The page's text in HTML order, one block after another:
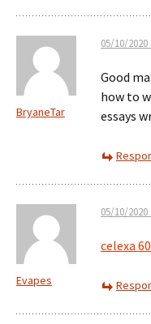
BryaneTar
05/10/2020
Good
how to
essays
Evapes
05/10/2020
celexa